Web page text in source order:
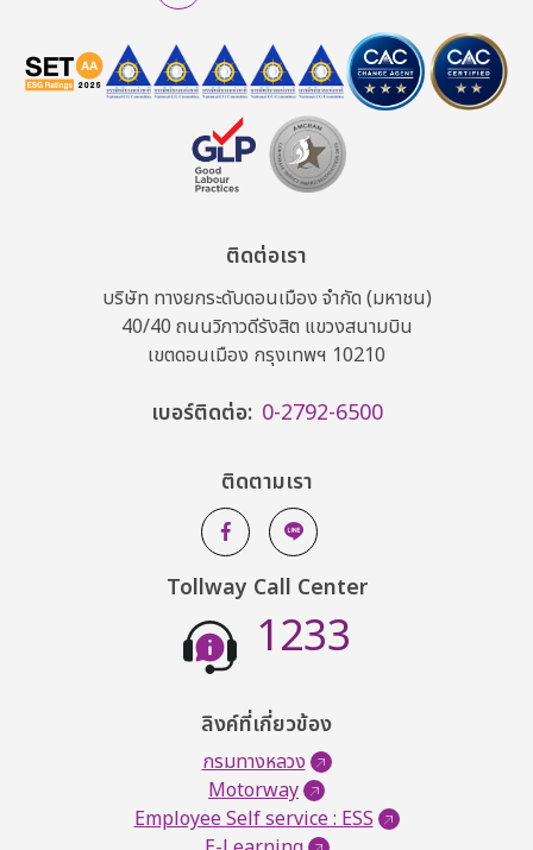
ติดต่อเรา
บริษัท ทางยกระดับดอนเมือง จำกัด (มหาชน)
40/40 ถนนวิภาวดีรังสิต แขวงสนามบิน
เขตดอนเมือง กรุงเทพฯ 10210
เบอร์ติดต่อ: 0-2792-6500
ติดตามเรา
Tollway Call Center
1233
ลิงค์ที่เกี่ยวข้อง
กรมทางหลวง
Motorway
Employee Self service : ESS